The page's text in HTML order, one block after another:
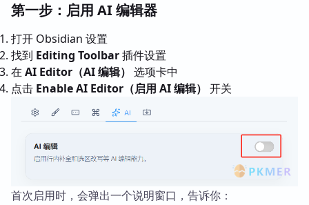
第一步：启用 AI 编辑器
打开 Obsidian 设置
找到 Editing Toolbar插件设置
在 AI Editor（AI 编辑） 选项卡中
点击 Enable AI Editor（启用 AI 编辑） 开关
首次启用时，会弹出一个说明窗口，告诉你：